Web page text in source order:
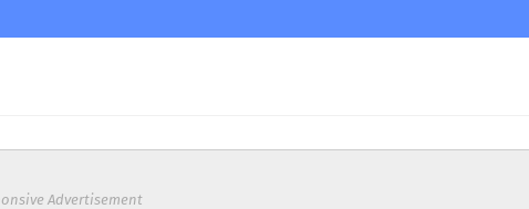
Advertisement